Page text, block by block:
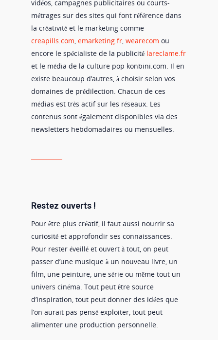
vidéos, campagnes publicitaires ou courts-
métrages sur des sites qui font référence dans
la créativité et le marketing comme
creapills.com, emarketing.fr, wearecom ou
encore le spécialiste de la publicité lareclame.fr
et le média de la culture pop konbini.com. Il en
existe beaucoup d’autres, à choisir selon vos
domaines de prédilection. Chacun de ces
médias est très actif sur les réseaux. Les
contenus sont également disponibles via des
newsletters hebdomadaires ou mensuelles.
Restez ouverts !
Pour être plus créatif, il faut aussi nourrir sa
curiosité et approfondir ses connaissances.
Pour rester éveillé et ouvert à tout, on peut
passer d’une musique à un nouveau livre, un
film, une peinture, une série ou même tout un
univers cinéma. Tout peut être source
d’inspiration, tout peut donner des idées que
l’on aurait pas pensé exploiter, tout peut
alimenter une production personnelle.